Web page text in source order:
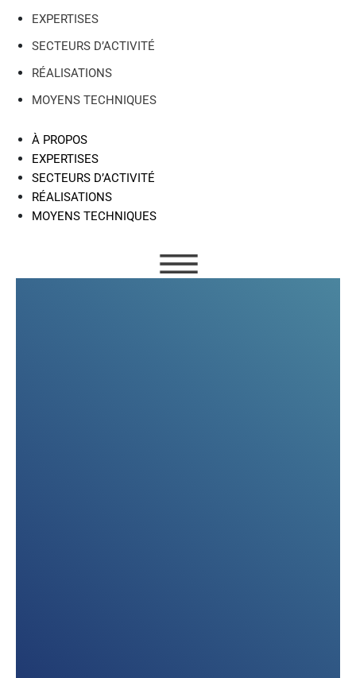
EXPERTISES
SECTEURS D’ACTIVITÉ
RÉALISATIONS
MOYENS TECHNIQUES
À PROPOS
EXPERTISES
SECTEURS D’ACTIVITÉ
RÉALISATIONS
MOYENS TECHNIQUES